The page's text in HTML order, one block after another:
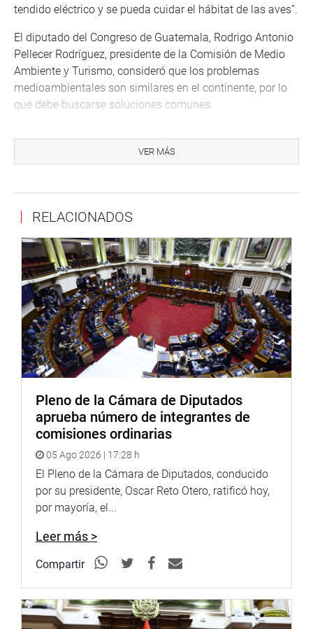
tendido eléctrico y se pueda cuidar el hábitat de las aves”.
El diputado del Congreso de Guatemala, Rodrigo Antonio
Pellecer Rodríguez, presidente de la Comisión de Medio
Ambiente y Turismo, consideró que los problemas
medioambientales son similares en el continente, por lo
que debe buscarse soluciones comunes.
multilateral con capacidad de resolver conflictos, dictar
sentencias y disponer sanciones y medidas coercitivas a
Comisión de Energía y Minas
Mientras, en la sala Francisco Bolognesi Cervantes del
Palacio Legislativo, sesionó la Comisión de Energía y
Minas del Parlatino bajo la conducción de su presidente,
el diputado Andrés Longton Herrera, de Chile.
La sesión que reunió a diputados y senadores de Costa
Rica, Uruguay, Curacao y Bolivia, contó con la
participación del congresista peruano Jorge Marticorena
Mendoza (APP) quien hizo hincapié en la importancia de
“Licencia social involucra la participación de la población,
VER MÁS
RELACIONADOS
Pleno de la Cámara de Diputados
aprueba número de integrantes de
comisiones ordinarias
05 Ago 2026 | 17:28 h
El Pleno de la Cámara de Diputados, conducido
por su presidente, Oscar Reto Otero, ratificó hoy,
por mayoría, el...
Leer más >
Compartir